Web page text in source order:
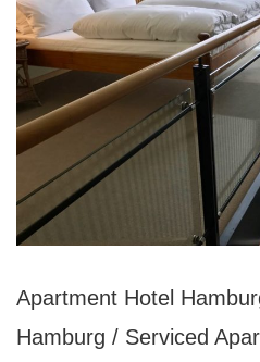
Apartment Hotel
Hamburg / Serviced